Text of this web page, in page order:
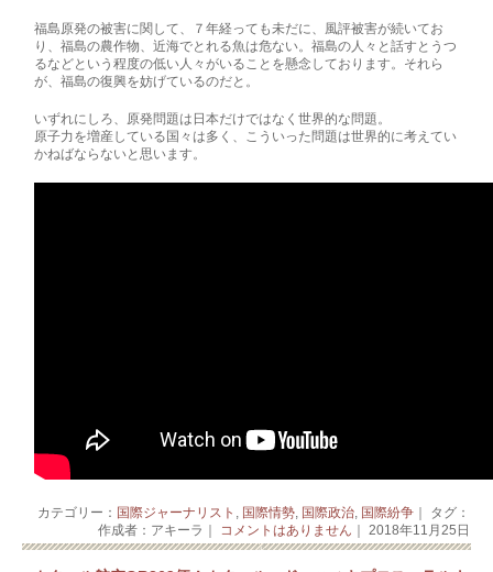
福島原発の被害に関して、７年経っても未だに、風評被害が続いてお
り、福島の農作物、近海でとれる魚は危ない。福島の人々と話すとうつ
るなどという程度の低い人々がいることを懸念しております。それら
が、福島の復興を妨げているのだと。
いずれにしろ、原発問題は日本だけではなく世界的な問題。
原子力を増産している国々は多く、こういった問題は世界的に考えてい
かねばならないと思います。
カテゴリー： 国際ジャーナリスト 国際情勢, 国際政治, 国際紛争｜ タグ：
作成者：アキーラ｜
コメントはありません ｜ 2018年11月25日